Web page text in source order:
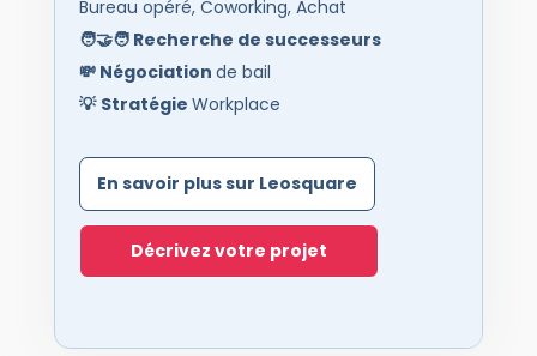
Bureau opéré, Coworking, Achat
🧑‍🤝‍🧑 Recherche de successeurs
💸 Négociation de bail
💡 Stratégie Workplace
En savoir plus sur Leosquare
Décrivez votre projet